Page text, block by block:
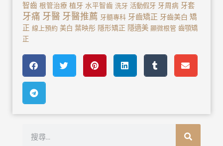
智齒 根管治療 植牙 水平智齒 洗牙 活動假牙 牙周病 牙套
牙痛 牙醫 牙醫推薦 牙髓專科 牙齒矯正 牙齒美白 矯
正 線上預約 美白 葉映彤 隱形矯正 隱適美 顯微根管 齒顎矯
正